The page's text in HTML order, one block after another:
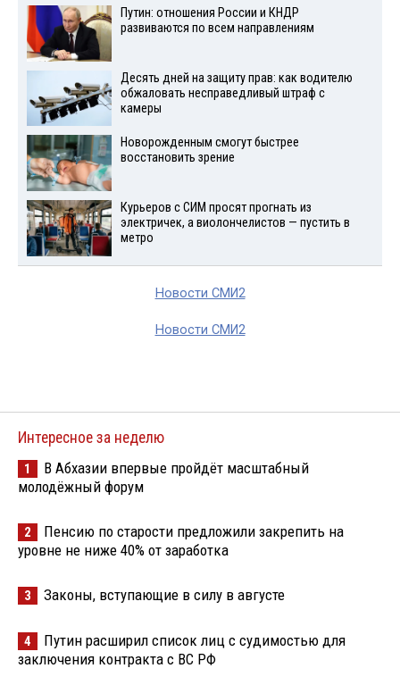
Путин: отношения России и КНДР
развиваются по всем направлениям
Десять дней на защиту прав: как водителю
обжаловать несправедливый штраф с
камеры
Новорожденным смогут быстрее
восстановить зрение
Курьеров с СИМ просят прогнать из
электричек, а виолончелистов — пустить в
метро
Новости СМИ2
Новости СМИ2
Интересное за неделю
1
В Абхазии впервые пройдёт масштабный
молодёжный форум
2
Пенсию по старости предложили закрепить на
уровне не ниже 40% от заработка
3 Законы, вступающие в силу в августе
4
Путин расширил список лиц с судимостью для
заключения контракта с ВС РФ